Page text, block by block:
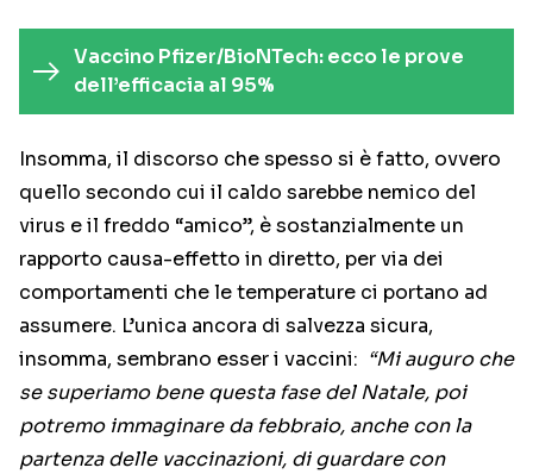
Vaccino Pfizer/BioNTech: ecco le prove
dell’efficacia al 95%
Insomma, il discorso che spesso si è fatto, ovvero
quello secondo cui il caldo sarebbe nemico del
virus e il freddo “amico”, è sostanzialmente un
rapporto causa-effetto in diretto, per via dei
comportamenti che le temperature ci portano ad
assumere. L’unica ancora di salvezza sicura,
insomma, sembrano esser i vaccini: “Mi auguro che
se superiamo bene questa fase del Natale, poi
potremo immaginare da febbraio, anche con la
partenza delle vaccinazioni, di guardare con